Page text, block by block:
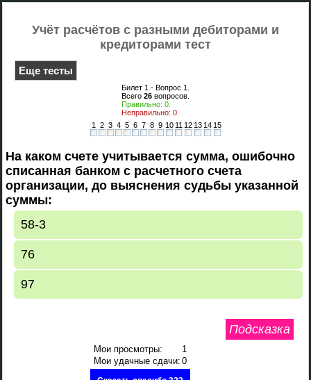
Учёт расчётов с разными дебиторами и
кредиторами тест
Еще тесты
Билет 1 - Вопрос 1
Всего 26 вопросов.
Правильно: 0
Неправильно: 0
1
2 3 4 5 6 7 8 9 10 11 12 13 14 15
На каком счете учитывается сумма, ошибочно
списанная банком с расчетного счета
организации, до выяснения судьбы указанной
суммы:
58-3
76
97
Подсказка
Мои просмотры:
1
Мои удачные сдачи: 0